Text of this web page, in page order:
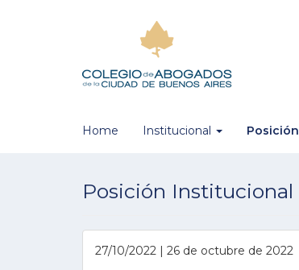
Home Institucional
Posición Institucional
27/10/2022 | 26 de octubre de 2022